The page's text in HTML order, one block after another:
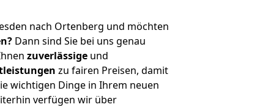
nach Ortenberg und möchten
Dann sind Sie bei uns genau
zuverlässige und
zu fairen Preisen, damit
wichtigen Dinge in Ihrem neuen
verfügen wir über